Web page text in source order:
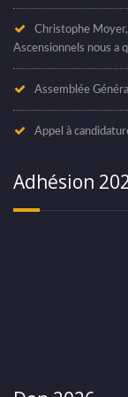
Christophe
Ascensionnels nous a
Assemblée
Appel à
Adhésion